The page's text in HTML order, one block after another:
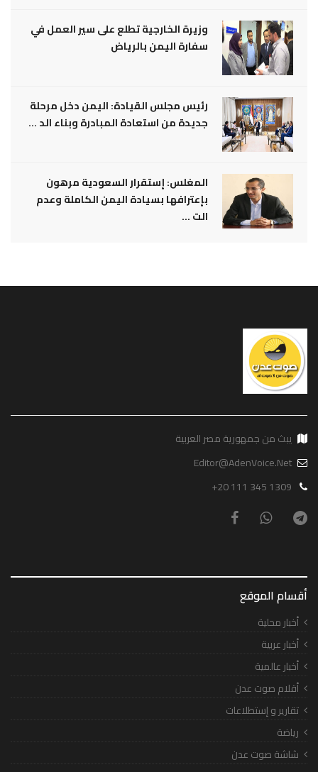
وزيرة الخارجية تطلع على سير العمل في
سفارة اليمن بالرياض
رئيس مجلس القيادة: اليمن دخل مرحلة
جديدة من استعادة المبادرة وبناء الد ...
المغلس: إستقرار السعودية مرهون
بإعترافها بسيادة اليمن الكاملة وعدم
الت ...
يبث من جمهورية مصر العربية
Editor@AdenVoice.Net
+20 111 345 1309
أقسام الموقع
أخبار محلية
أخبار عربية
أخبار عالمية
أقلام صوت عدن
تقارير و إستطلاعات
رياضة
شاشة صوت عدن